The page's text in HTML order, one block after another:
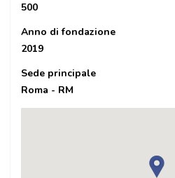
500
Anno di fondazione
2019
Sede principale
Roma - RM